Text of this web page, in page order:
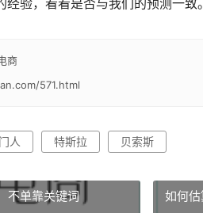
验，看看是否与我们的预测一致。
商
571.html
人 特斯拉 贝索斯
不单靠关键词 如何